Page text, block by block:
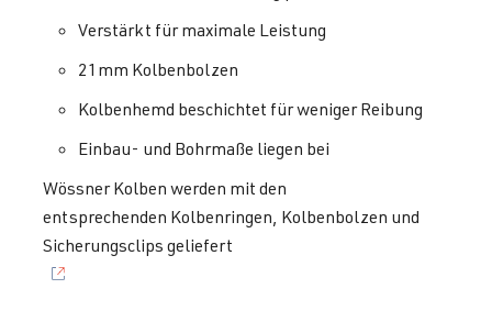
Verstärkt für maximale Leistung
21mm Kolbenbolzen
Kolbenhemd beschichtet für weniger Reibung
Einbau- und Bohrmaße liegen bei
Wössner Kolben werden mit den
entsprechenden Kolbenringen, Kolbenbolzen und
Sicherungsclips geliefert